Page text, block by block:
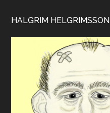
HALGRIM HELGRIMSSON